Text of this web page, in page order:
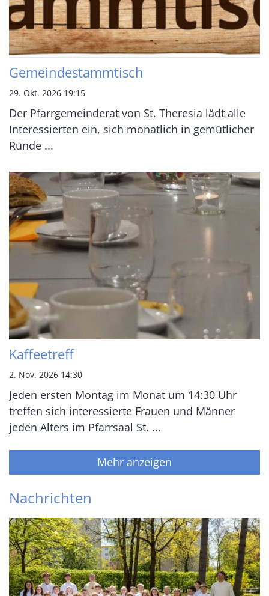
Gemeindestammtisch
29. Okt. 2026 19:15
Der Pfarrgemeinderat von St. Theresia lädt alle
Interessierten ein, sich monatlich in gemütlicher
Runde ...
Kaffeetreff
2. Nov. 2026 14:30
Jeden ersten Montag im Monat um 14:30 Uhr
treffen sich interessierte Frauen und Männer
jeden Alters im Pfarrsaal St. ...
Mehr anzeigen
Nachrichten